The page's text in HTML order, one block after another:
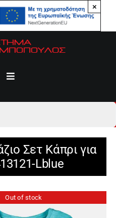
×
Toggle
Σετ Κάπρι για
Lblue
Out of stock